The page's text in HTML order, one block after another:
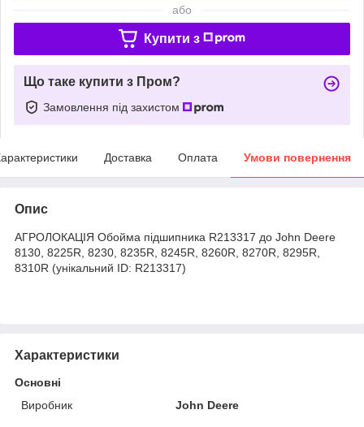
або
Купити з
Що таке купити з Пром?
Замовлення під захистом
Доставка Оплата Умови повернення
Опис
АГРОЛОКАЦІЯ Обойма пiдшипника R213317 до John Deere
8130, 8225R, 8230, 8235R, 8245R, 8260R, 8270R, 8295R,
8310R (унікальний ID: R213317)
Характеристики
Основні
Виробник
John Deere